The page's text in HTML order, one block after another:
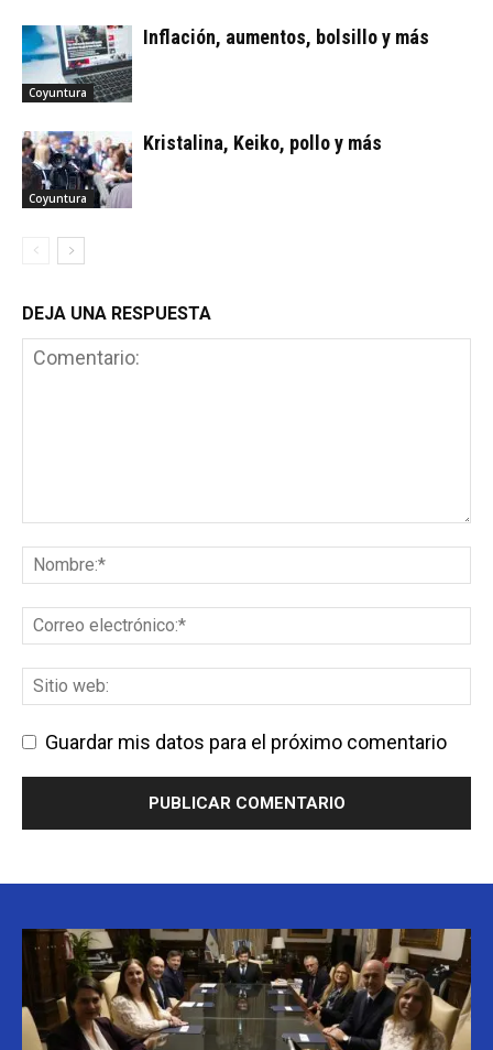
Coyuntura
Inflación, aumentos, bolsillo y más
Coyuntura
Kristalina, Keiko, pollo y más
DEJA UNA RESPUESTA
Guardar mis datos para el próximo comentario